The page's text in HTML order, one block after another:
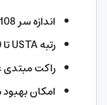
اندازه سر 108 اینچ مربع | 10.4 اونس
رتبه USTA تا 4.0 طرفداران
راکت مبتدی
امکان